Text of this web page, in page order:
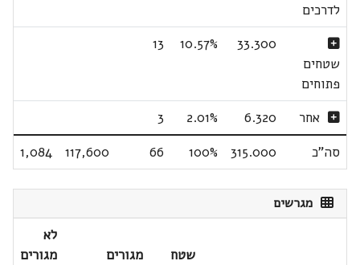
לדרכים
שטחים
פתוחים
33.300
10.57%
13
אחר 6.320
2.01%
3
סה"כ
315.000
100%
66
117,600
1,084
מגרשים
שטח
מגורים
לא
מגורים